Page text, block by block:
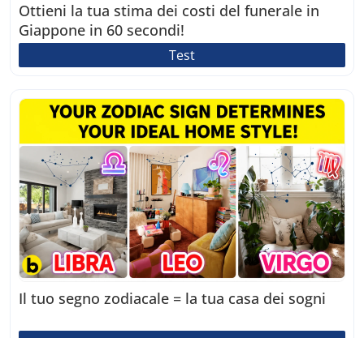
Ottieni la tua stima dei costi del funerale in
Giappone in 60 secondi!
Test
Il tuo segno zodiacale = la tua casa dei sogni